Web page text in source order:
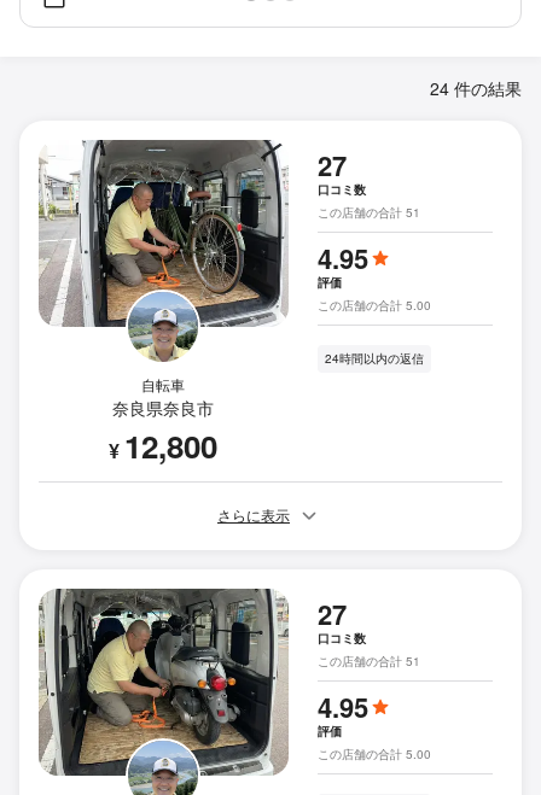
24 件の結果
自転車
奈良県奈良市
¥ 12,800
27
口コミ数
この店舗の合計 51
4.95
評価
この店舗の合計 5.00
24時間以内の返信
さらに表示
27
口コミ数
この店舗の合計 51
4.95
評価
この店舗の合計 5.00